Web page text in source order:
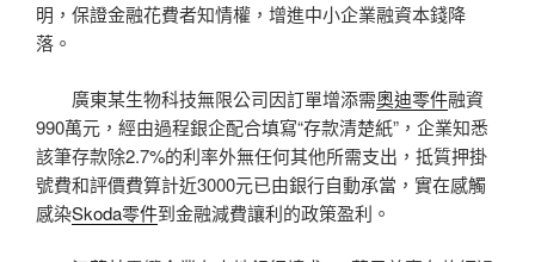
明，保證金融花費者知情權，增進中小企業融資本錢降
落。
廣東某生物科技無限公司因訂單增添需奧迪零件融資
990萬元，經由過程銀企配合填寫“存款清楚紙”，企業知悉
該筆存款除2.7%的利率外無任何其他所需支出，抵質押掛
號費和評價費算計近3000元已由銀行自動承當，實在感觸
感染Skoda零件到金融減費讓利的政策盈利。